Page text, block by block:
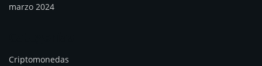
marzo 2024
Criptomonedas